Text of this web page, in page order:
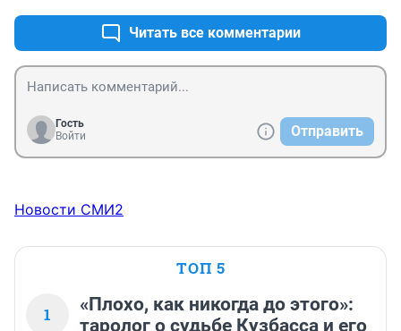
Читать все комментарии
Гость
Войти
Отправить
Новости СМИ2
ТОП 5
1
«Плохо, как никогда до этого»:
таролог о судьбе Кузбасса и его